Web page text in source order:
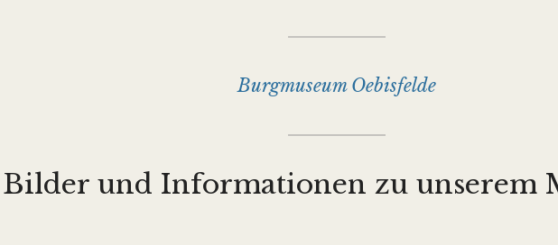
Burgmuseum Oebisfelde
Bilder und Informationen zu unserem